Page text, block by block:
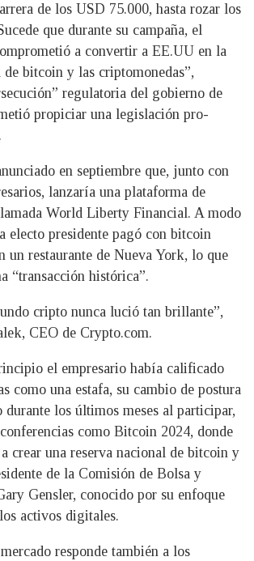
de los USD 75.000, hasta rozar los
que durante su campaña, el
a convertir a EE.UU en la
bitcoin y las criptomonedas”,
regulatoria del gobierno de
propiciar una legislación pro-
en septiembre que, junto con
lanzaría una plataforma de
World Liberty Financial. A modo
electo presidente pagó con bitcoin
un restaurante de Nueva York, lo que
“transacción histórica”.
cripto nunca lució tan brillante”,
CEO de Crypto.com.
el empresario había calificado
como una estafa, su cambio de postura
durante los últimos meses al participar,
como Bitcoin 2024, donde
crear una reserva nacional de bitcoin y
de la Comisión de Bolsa y
Gensler, conocido por su enfoque
activos digitales.
responde también a los